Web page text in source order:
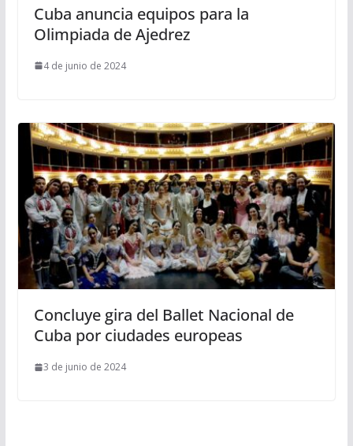
Cuba anuncia equipos para la
Olimpiada de Ajedrez
4 de junio de 2024
Concluye gira del Ballet Nacional de
Cuba por ciudades europeas
3 de junio de 2024